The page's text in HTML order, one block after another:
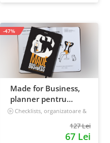
Made for Business,
planner pentru
afaceri & viata,
Checklists, organizatoare &
127 Lei
67 Lei
-47%